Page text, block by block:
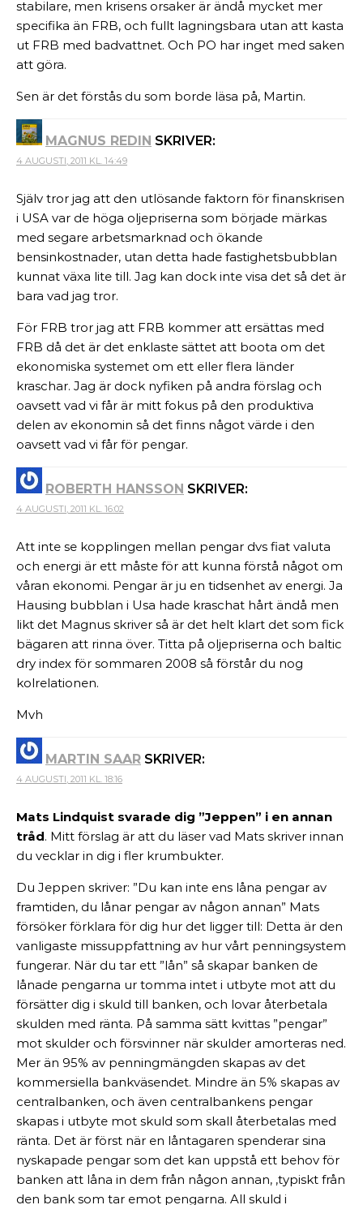
stabilare, men krisens orsaker är ändå mycket mer
specifika än FRB, och fullt lagningsbara utan att kasta
ut FRB med badvattnet. Och PO har inget med saken
att göra.
Sen är det förstås du som borde läsa på, Martin.
MAGNUS REDIN SKRIVER:
4 AUGUSTI, 2011 KL. 14:49
Själv tror jag att den utlösande faktorn för finanskrisen
i USA var de höga oljepriserna som började märkas
med segare arbetsmarknad och ökande
bensinkostnader, utan detta hade fastighetsbubblan
kunnat växa lite till. Jag kan dock inte visa det så det är
bara vad jag tror.
För FRB tror jag att FRB kommer att ersättas med
FRB då det är det enklaste sättet att boota om det
ekonomiska systemet om ett eller flera länder
kraschar. Jag är dock nyfiken på andra förslag och
oavsett vad vi får är mitt fokus på den produktiva
delen av ekonomin så det finns något värde i den
oavsett vad vi får för pengar.
ROBERTH HANSSON SKRIVER:
4 AUGUSTI, 2011 KL. 16:02
Att inte se kopplingen mellan pengar dvs fiat valuta
och energi är ett måste för att kunna förstå något om
våran ekonomi. Pengar är ju en tidsenhet av energi. Ja
Hausing bubblan i Usa hade kraschat hårt ändå men
likt det Magnus skriver så är det helt klart det som fick
bägaren att rinna över. Titta på oljepriserna och baltic
dry index för sommaren 2008 så förstår du nog
kolrelationen.
Mvh
MARTIN SAAR SKRIVER:
4 AUGUSTI, 2011 KL. 18:16
Mats Lindquist svarade dig ”Jeppen” i en annan
tråd. Mitt förslag är att du läser vad Mats skriver innan
du vecklar in dig i fler krumbukter.
Du Jeppen skriver: ”Du kan inte ens låna pengar av
framtiden, du lånar pengar av någon annan” Mats
försöker förklara för dig hur det ligger till: Detta är den
vanligaste missuppfattning av hur vårt penningsystem
fungerar. När du tar ett ”lån” så skapar banken de
lånade pengarna ur tomma intet i utbyte mot att du
försätter dig i skuld till banken, och lovar återbetala
skulden med ränta. På samma sätt kvittas ”pengar”
mot skulder och försvinner när skulder amorteras ned.
Mer än 95% av penningmängden skapas av det
kommersiella bankväsendet. Mindre än 5% skapas av
centralbanken, och även centralbankens pengar
skapas i utbyte mot skuld som skall återbetalas med
ränta. Det är först när en låntagaren spenderar sina
nyskapade pengar som det kan uppstå ett behov för
banken att låna in dem från någon annan, ,typiskt från
den bank som tar emot pengarna. All skuld i